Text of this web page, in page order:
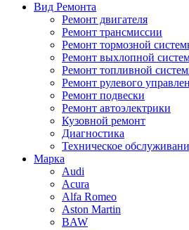
Вид Ремонта
Ремонт двигателя
Ремонт трансмиссии
Ремонт тормозной
Ремонт выхлопной
Ремонт топливной
Ремонт рулевого
Ремонт подвески
Ремонт автоэлектрики
Кузовной ремонт
Диагностика
Техническое
Марка
Audi
Acura
Alfa Romeo
Aston Martin
BAW